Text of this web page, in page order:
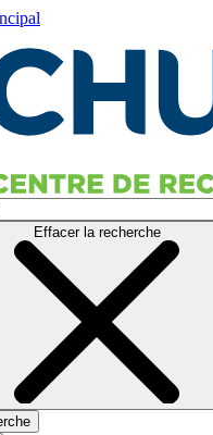
Effacer la recherche